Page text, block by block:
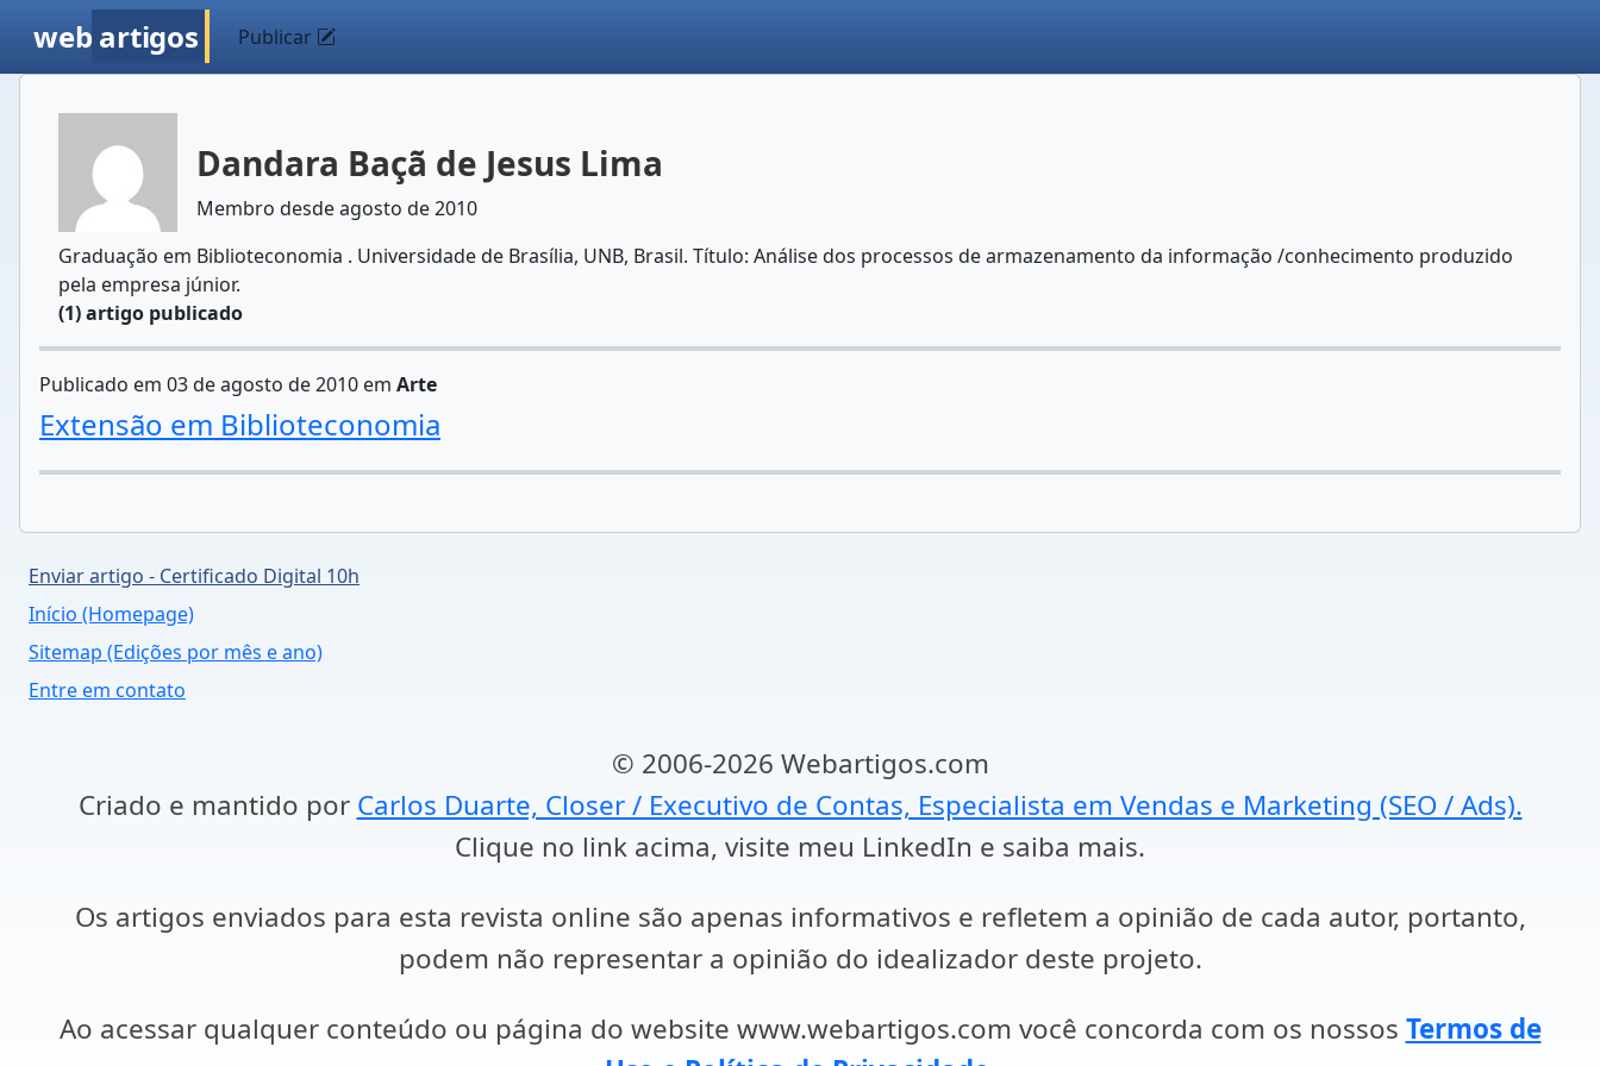
web artigos Publicar
Dandara Baçã de Jesus Lima
Membro desde agosto de 2010
Graduação em Biblioteconomia . Universidade de Brasília, UNB, Brasil. Título: Análise dos processos de armazenamento da informação /conhecimento produzido
pela empresa júnior.
(1) artigo publicado
Publicado em 03 de agosto de 2010 em Arte
Extensão em Biblioteconomia
Enviar artigo - Certificado Digital 10h
Início (Homepage)
Sitemap (Edições por mês e ano)
Entre em contato
© 2006-2026 Webartigos.com
Criado e mantido por Carlos Duarte, Closer / Executivo de Contas, Especialista em Vendas e Marketing (SEO / Ads).
Clique no link acima, visite meu LinkedIn e saiba mais.
Os artigos enviados para esta revista online são apenas informativos e refletem a opinião de cada autor, portanto,
podem não representar a opinião do idealizador deste projeto.
Ao acessar qualquer conteúdo ou página do website www.webartigos.com você concorda com os nossos Termos de